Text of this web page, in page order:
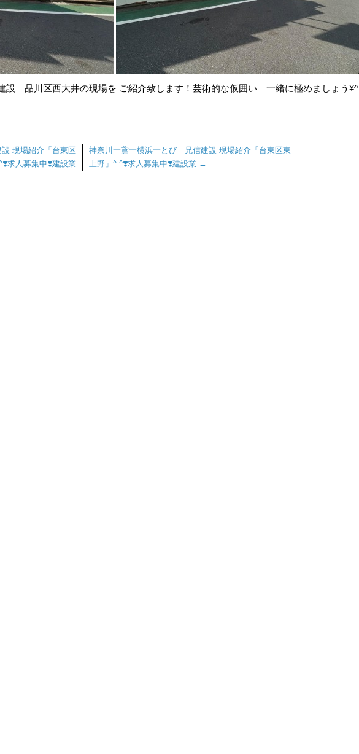
設 品川区西大井の現場を ご紹介致します！芸術的な仮囲い 一緒に極めましょう¥^
現場紹介「台東区
求人募集中❣️建設業
神奈川一鳶一横浜一とび 兄信建設 現場紹介「台東区東
上野」^ ^❣️求人募集中❣️建設業 →